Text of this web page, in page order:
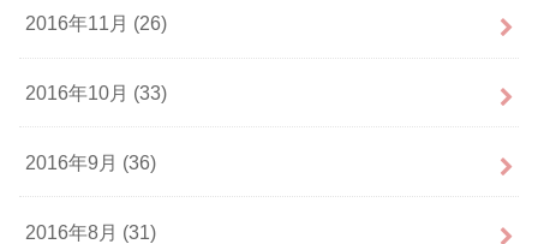
2016年11月 (26)
2016年10月 (33)
2016年9月 (36)
2016年8月 (31)